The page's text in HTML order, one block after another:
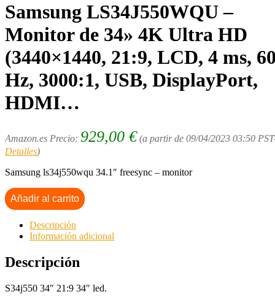
Samsung LS34J550WQU –
Monitor de 34» 4K Ultra HD
(3440×1440, 21:9, LCD, 4 ms,
Hz, 3000:1, USB, DisplayPort,
HDMI…
Amazon.es Precio: 929,00 € (a partir de 09/04/2023 03:50
Detalles)
Samsung ls34j550wqu 34.1″ freesync – monitor
Añadir al carrito
Descripción
Información adicional
Descripción
S34j550 34″ 21:9 34″ led.